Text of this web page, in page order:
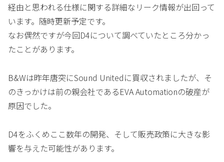
経由と思われる仕様に関する詳細なリーク情報が出回って
います。随時更新予定です。
なお偶然ですが今回D4について調べていたところ分かっ
たことがあります。
B&Wは昨年唐突にSound Unitedに買収されましたが、そ
のきっかけは前の親会社であるEVA Automationの破産が
原因でした。
D4をふくめここ数年の開発、そして販売政策に大きな影
響を与えた可能性があります。